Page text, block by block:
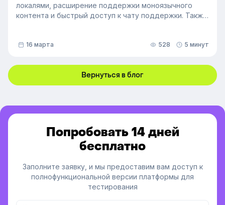
локалями, расширение поддержки моноязычного
контента и быстрый доступ к чату поддержки. Также
доступов, добавили фильтрацию данных по точному
платформы.
16 марта 528 5 минут
Вернуться в блог
Попробовать 14 дней
бесплатно
Заполните заявку, и мы предоставим вам доступ к
полнофункциональной версии платформы для
тестирования